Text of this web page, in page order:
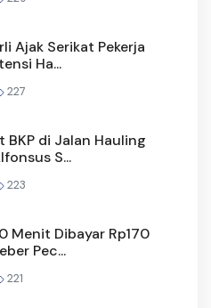
Ajak Serikat Pekerja
Ha...
227
BKP di Jalan Hauling
S...
223
Menit Dibayar Rp170
Pec...
221